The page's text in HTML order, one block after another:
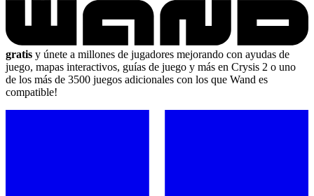
gratis y únete a millones de jugadores mejorando con ayudas de
juego, mapas interactivos, guías de juego y más en Crysis 2 o uno
de los más de 3500 juegos adicionales con los que Wand es
compatible!